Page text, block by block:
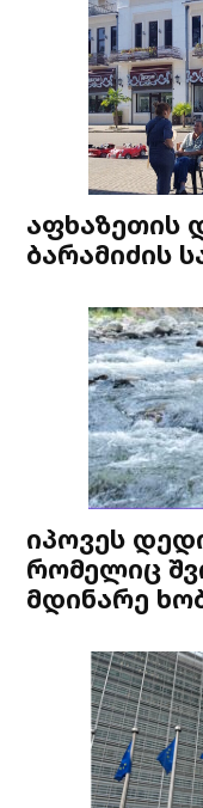
აფხაზეთის
ბარამიძის
იპოვეს
რომელიც
მდინარე